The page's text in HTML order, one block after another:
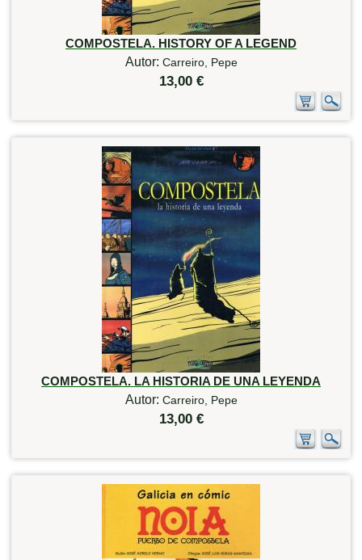
COMPOSTELA. HISTORY OF A LEGEND
Autor: Carreiro, Pepe
13,00 €
COMPOSTELA. LA HISTORIA DE UNA LEYENDA
Autor: Carreiro, Pepe
13,00 €